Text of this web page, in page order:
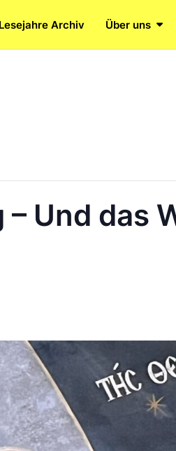
Lesejahre Archiv Über uns
Und das